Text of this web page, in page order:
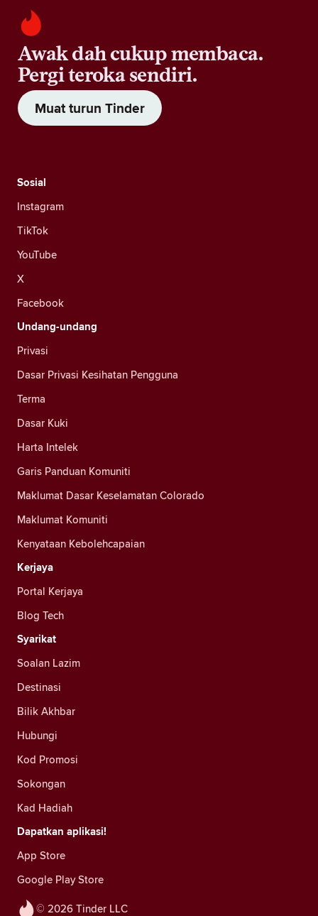
Awak dah cukup membaca.
Pergi teroka sendiri.
Muat turun Tinder
© 2026 Tinder LLC
Sosial
Instagram
TikTok
YouTube
X
Facebook
Undang-undang
Privasi
Dasar Privasi Kesihatan Pengguna
Terma
Dasar Kuki
Harta Intelek
Garis Panduan Komuniti
Maklumat Dasar Keselamatan Colorado
Maklumat Komuniti
Kenyataan Kebolehcapaian
Kerjaya
Portal Kerjaya
Blog Tech
Syarikat
Soalan Lazim
Destinasi
Bilik Akhbar
Hubungi
Kod Promosi
Sokongan
Kad Hadiah
Dapatkan aplikasi!
App Store
Google Play Store